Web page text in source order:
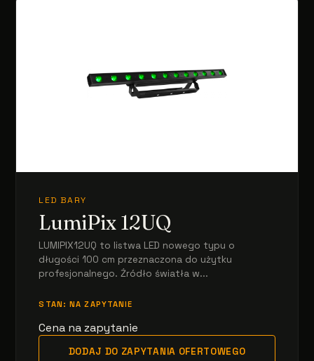
LED BARY
LumiPix 12UQ
LUMIPIX12UQ to listwa LED nowego typu o
długości 100 cm przeznaczona do użytku
profesjonalnego. Źródło światła w...
STAN: NA ZAPYTANIE
Cena na zapytanie
DODAJ DO ZAPYTANIA OFERTOWEGO